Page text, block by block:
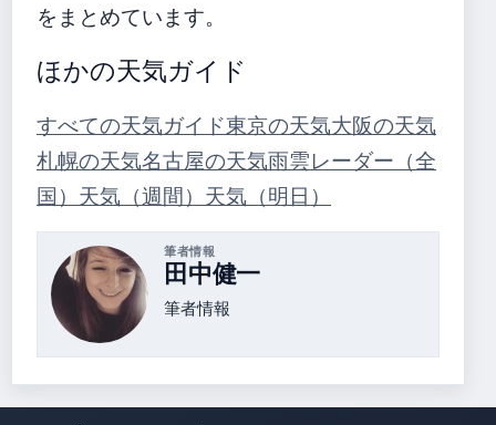
をまとめています。
ほかの天気ガイド
すべての天気ガイド東京の天気大阪の天気
札幌の天気名古屋の天気雨雲レーダー（全
国） 天気（週間） 天気（明日）
筆者情報
田中健一
筆者情報